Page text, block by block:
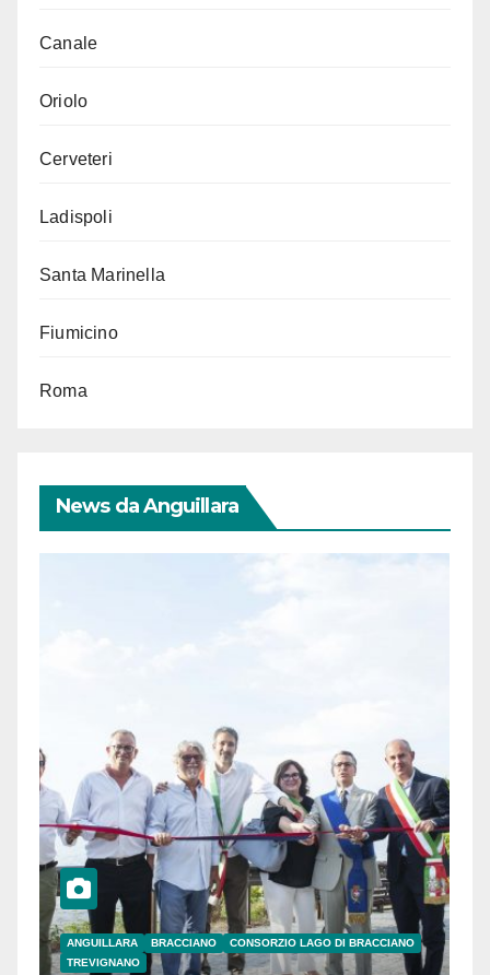
Canale
Oriolo
Cerveteri
Ladispoli
Santa Marinella
Fiumicino
Roma
News da Anguillara
ANGUILLARA BRACCIANO
CONSORZIO LAGO DI BRACCIANO
TREVIGNANO